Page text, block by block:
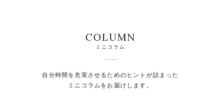
COLUMN
ミニコラム
自分時間を充実させるためのヒントが詰まった
ミニコラムをお届けします。